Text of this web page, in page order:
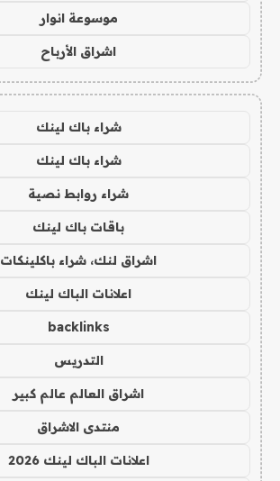
موسوعة انوار
اشراق الأرباح
شراء باك لينك
شراء باك لينك
شراء روابط نصية
باقات باك لينك
اشراق لنك، شراء باكلينكات
اعلانات الباك لينك
backlinks
التدريس
اشراق العالم عالم كبير
منتدى الاشراق
اعلانات الباك لينك 2026